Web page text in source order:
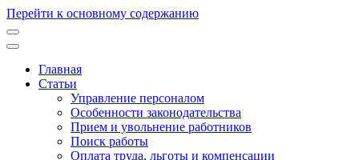
Перейти к основному содержанию
Основная
навигация
Главная
Статьи
Управление персоналом
Особенности законодательства
Прием и увольнение работников
Поиск работы
Оплата труда, льготы и компенсации